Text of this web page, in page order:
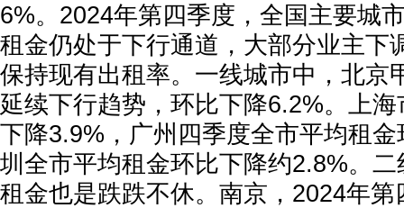
6%。2024年第四季度，全国主要城
租金仍处于下行通道，大部分业主下
保持现有出租率。一线城市中，北京
延续下行趋势，环比下降6.2%。上
下降3.9%，广州四季度全市平均租
圳全市平均租金环比下降约2.8%。
租金也是跌跌不休。南京，2024年